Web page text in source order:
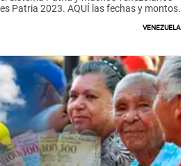
Patria 2023. AQUÍ las fechas y montos.
Venezuela